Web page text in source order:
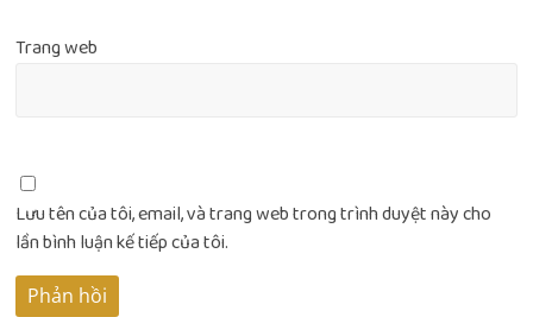
Trang web
Lưu tên của tôi, email, và trang web trong trình duyệt này cho
lần bình luận kế tiếp của tôi.